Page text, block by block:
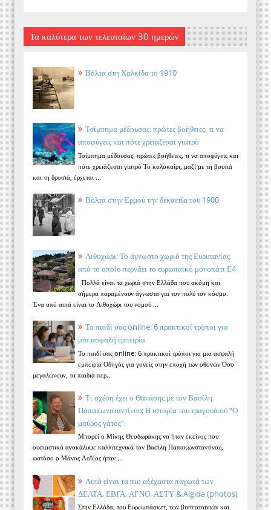
Τα καλύτερα των τελευταίων 30 ημερών
Βόλτα στη Χαλκίδα το 1910
Τσίμπημα μέδουσας: πρώτες βοήθειες, τι να
αποφύγεις και πότε χρειάζεσαι γιατρό
Τσίμπημα μέδουσας: πρώτες βοήθειες, τι να αποφύγεις και
πότε χρειάζεσαι γιατρό Το καλοκαίρι, μαζί με τη βουτιά
και τη δροσιά, έρχεται ...
Βόλτα στην Ερμού την δεκαετία του 1900
Λιθοχώρι: Το άγνωστο χωριό της Ευρυτανίας
από το οποίο περνάει το ευρωπαϊκό μονοπάτι Ε4
Πολλά είναι τα χωριά στην Ελλάδα που ακόμη και
σήμερα παραμένουν άγνωστα για τον πολύ τον κόσμο.
Ένα από αυτά είναι το Λιθοχώρι του νομού ...
Το παιδί σας online: 6 πρακτικοί τρόποι για
μια ασφαλή εμπειρία
Το παιδί σας online: 6 πρακτικοί τρόποι για μια ασφαλή
εμπειρία Οδηγός για γονείς στην εποχή των οθονών Όσο
μεγαλώνουν, τα παιδιά περ...
Τι σχέση έχει ο Θανάσης με τον Βασίλη
Παπακωνσταντίνου; Η ιστορία του τραγουδιού “Ο
μαύρος γάτος”.
Μπορεί ο Μίκης Θεοδωράκης να ήταν εκείνος που
ουσιαστικά ανακάλυψε καλλιτεχνικά τον Βασίλη Παπακωνσταντίνου,
ωστόσο ο Μάνος Λοΐζος ήταν ...
Αυτά είναι τα πιο αξέχαστα παγωτά των
ΔΕΛΤΑ, ΕΒΓΑ, ΑΓΝΟ, ΑΣΤΥ & Algida (photos)
Στην Ελλάδα, του Ευρωμπάσκετ, των βιντεοταινιών και